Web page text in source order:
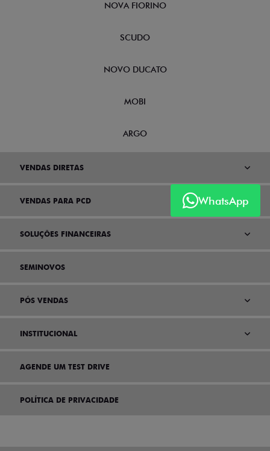
WhatsApp
NOVA FIORINO
SCUDO
NOVO DUCATO
MOBI
ARGO
VENDAS DIRETAS
VENDAS PARA PCD
SOLUÇÕES FINANCEIRAS
SEMINOVOS
PÓS VENDAS
INSTITUCIONAL
AGENDE UM TEST DRIVE
POLÍTICA DE PRIVACIDADE